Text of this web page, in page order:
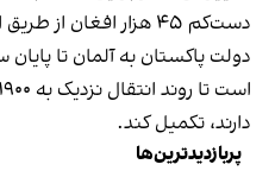
دست‌کم ۴۵ هزار افغان از طریق این برنامه وارد آلمان شده‌اند.
دولت پاکستان به آلمان تا
دارند، تکمیل کند.
پربازدیدترین‌ها